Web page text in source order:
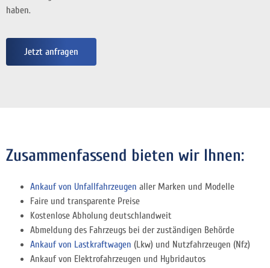
haben.
Jetzt anfragen
Zusammenfassend bieten wir Ihnen:
Ankauf von Unfallfahrzeugen aller Marken und Modelle
Faire und transparente Preise
Kostenlose Abholung deutschlandweit
Abmeldung des Fahrzeugs bei der zuständigen Behörde
Ankauf von Lastkraftwagen (Lkw) und Nutzfahrzeugen (Nfz)
Ankauf von Elektrofahrzeugen und Hybridautos